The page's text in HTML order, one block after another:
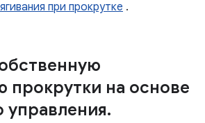
при прокрутке .
прокрутки на основе
управления.